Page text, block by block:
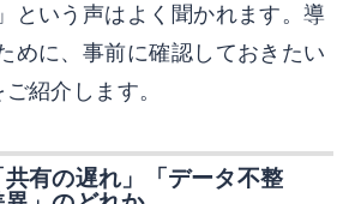
という声はよく聞かれます。導
めに、事前に確認しておきたい
紹介します。
有の遅れ」「データ不整